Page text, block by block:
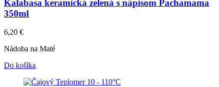
Kalabasa keramická zelená s nápisom Pachamama
350ml
6,20 €
Nádoba na Maté
Do košíka